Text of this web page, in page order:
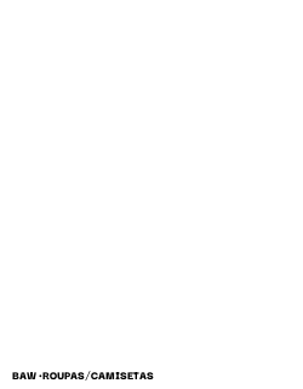
BAW •ROUPAS/CAMISETAS